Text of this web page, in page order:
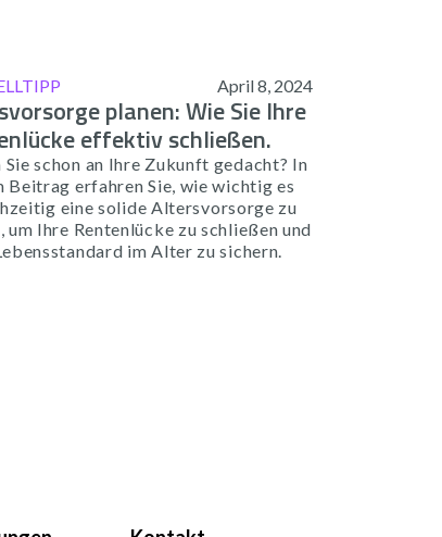
April 8, 2024
planen: Wie Sie Ihre
effektiv schließen.
Sie schon an Ihre Zukunft gedacht? In
Beitrag erfahren Sie, wie wichtig es
eine solide Altersvorsorge zu
um Ihre Rentenlücke zu schließen und
im Alter zu sichern.